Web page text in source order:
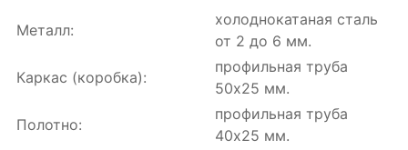
Металл:
холоднокатаная сталь
от 2 до 6 мм.
Каркас (коробка):
профильная труба
50х25 мм.
Полотно:
профильная труба
40х25 мм.